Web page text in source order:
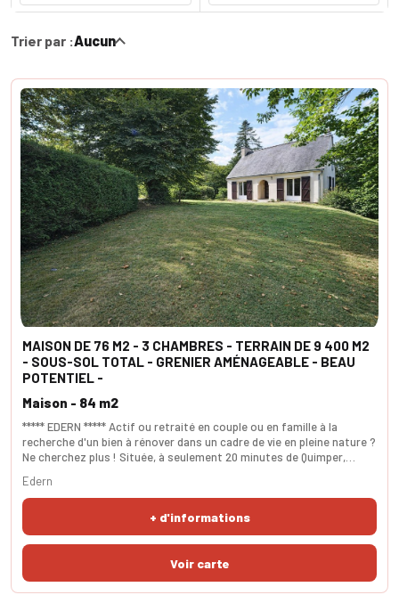
Trier par :Aucun
MAISON DE 76 M2 - 3 CHAMBRES - TERRAIN DE 9 400 M2
- SOUS-SOL TOTAL - GRENIER AMÉNAGEABLE - BEAU
POTENTIEL -
***** EDERN ***** Actif ou retraité en couple ou en famille à la
recherche d'un bien à rénover dans un cadre de vie en pleine nature ?
Ne cherchez plus ! Située, à seulement 20 minutes de Quimper,
écrin de verdure de 9 400 m², idéal pour les amoureux de nature, de
calme et d’espace. Vous serez immédiatement séduit par la
quiétude des lieux et le for
Maison - 84 m2
+ d'informations
Edern